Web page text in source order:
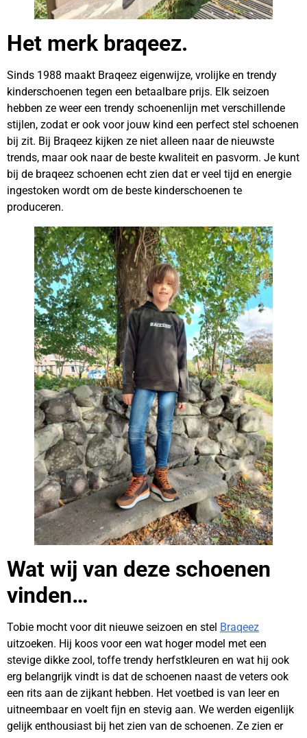
Het merk braqeez.
Sinds 1988 maakt Braqeez eigenwijze, vrolijke en trendy
kinderschoenen tegen een betaalbare prijs. Elk seizoen
hebben ze weer een trendy schoenenlijn met verschillende
stijlen, zodat er ook voor jouw kind een perfect stel schoenen
bij zit. Bij Braqeez kijken ze niet alleen naar de nieuwste
trends, maar ook naar de beste kwaliteit en pasvorm. Je kunt
bij de braqeez schoenen echt zien dat er veel tijd en energie
ingestoken wordt om de beste kinderschoenen te
produceren.
Wat wij van deze schoenen
vinden…
Tobie mocht voor dit nieuwe seizoen en stel Braqeez
uitzoeken. Hij koos voor een wat hoger model met een
stevige dikke zool, toffe trendy herfstkleuren en wat hij ook
erg belangrijk vindt is dat de schoenen naast de veters ook
een rits aan de zijkant hebben. Het voetbed is van leer en
uitneembaar en voelt fijn en stevig aan. We werden eigenlijk
gelijk enthousiast bij het zien van de schoenen. Ze zien er